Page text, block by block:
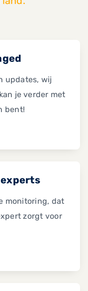
updates, wij
je verder met
bent!
monitoring, dat
zorgt voor